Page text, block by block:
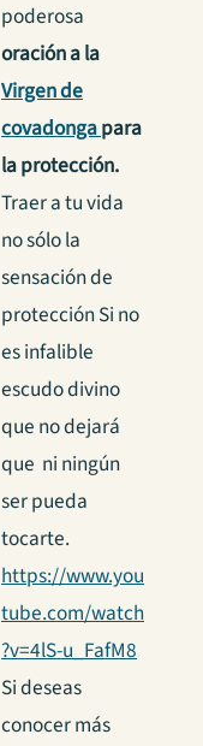
poderosa
oración a la
Virgen de
covadongapara
la protección.
Traer a tu vida
no sólo la
sensación de
protección Si no
es infalible
escudo divino
que no dejará
que ni ningún
ser pueda
tocarte.
https://www.you
tube.com/watch
?v=4lS-u_FafM8
Si deseas
conocer más